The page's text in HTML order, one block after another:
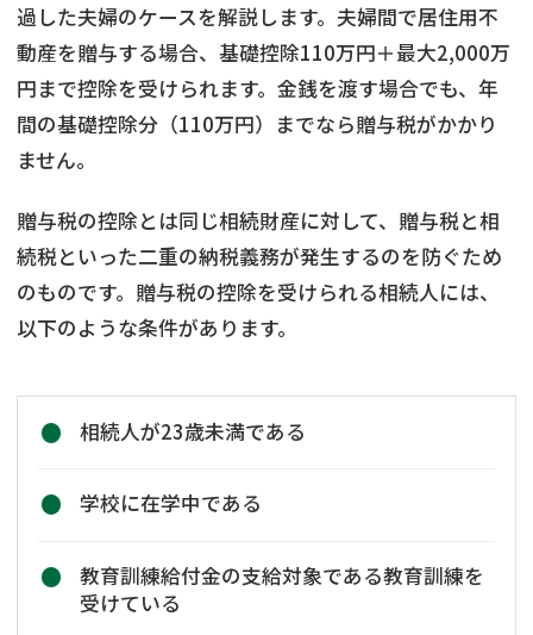
過した夫婦のケースを解説します。夫婦間で居住用不
動産を贈与する場合、基礎控除110万円＋最大2,000万
円まで控除を受けられます。金銭を渡す場合でも、年
間の基礎控除分（110万円）までなら贈与税がかかり
ません。
贈与税の控除とは同じ相続財産に対して、贈与税と相
続税といった二重の納税義務が発生するのを防ぐため
のものです。贈与税の控除を受けられる相続人には、
以下のような条件があります。
相続人が23歳未満である
学校に在学中である
教育訓練給付金の支給対象である教育訓練を
受けている